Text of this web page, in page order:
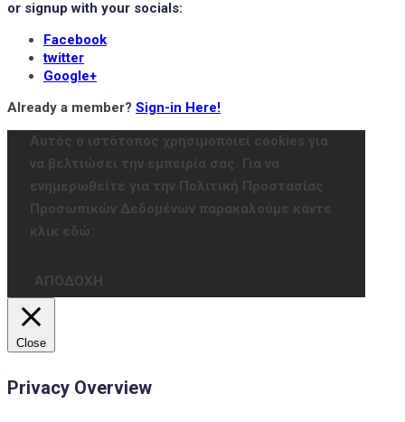
or signup with your socials:
Facebook
twitter
Google+
Already a member? Sign-in Here!
Αυτός ο ιστότοπος χρησιμοποιεί cookies για
να βελτιώσει την εμπειρία σας. Για να
ενημερωθείτε για την Πολιτική Προστασίας
Προσωπικών Δεδομένων παρακαλούμε κάντε
κλικ εδώ:
ΑΠΟΔΟΧΗ
Close
Privacy Overview